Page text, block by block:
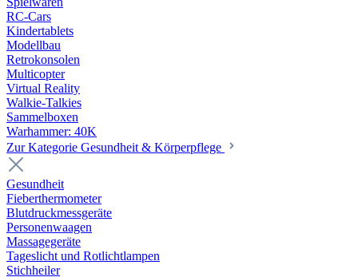
RC-Cars
Kindertablets
Modellbau
Retrokonsolen
Multicopter
Virtual Reality
Walkie-Talkies
Sammelboxen
Warhammer: 40K
Zur Kategorie Gesundheit & Körperpflege
Gesundheit
Fieberthermometer
Blutdruckmessgeräte
Personenwaagen
Massagegeräte
Tageslicht und Rotlichtlampen
Stichheiler